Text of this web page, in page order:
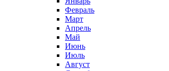
Февраль
Март
Апрель
Май
Июнь
Июль
Август